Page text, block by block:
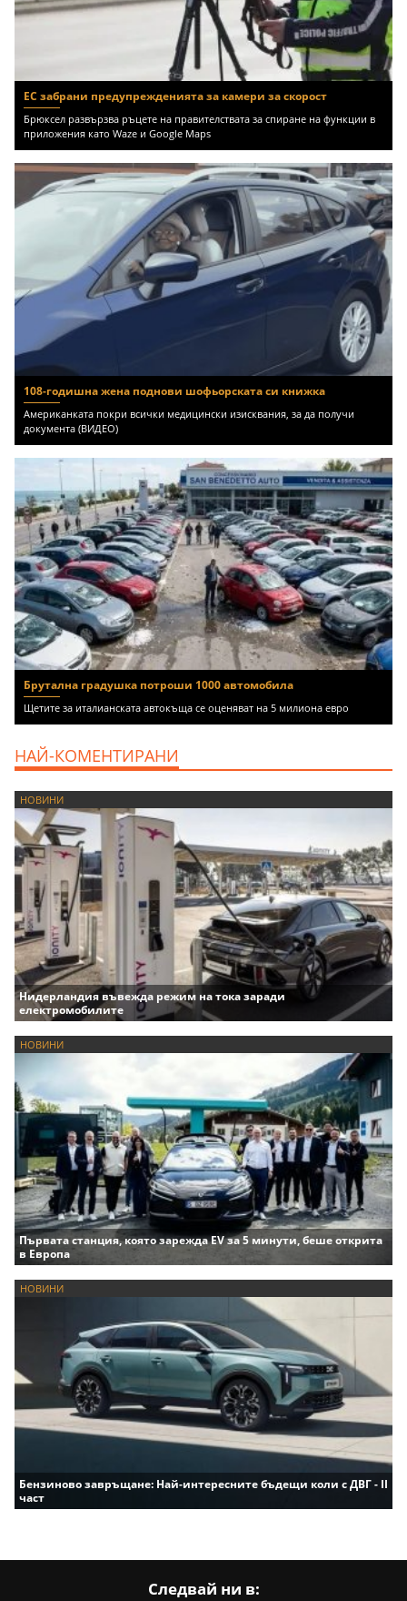
ЕС забрани предупрежденията за камери за скорост
Брюксел развързва ръцете на правителствата за спиране на функции в
приложения като Waze и Google Maps
108-годишна жена поднови шофьорската си книжка
Американката покри всички медицински изисквания, за да получи
документа (ВИДЕО)
Брутална градушка потроши 1000 автомобила
Щетите за италианската автокъща се оценяват на 5 милиона евро
НАЙ-КОМЕНТИРАНИ
НОВИНИ
Нидерландия въвежда режим на тока заради
електромобилите
НОВИНИ
Първата станция, която зарежда EV за 5 минути, беше открита
в Европа
НОВИНИ
Бензиново завръщане: Най-интересните бъдещи коли с ДВГ - II
част
Следвай ни в: